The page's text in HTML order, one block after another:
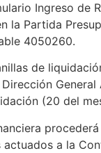
Ingreso de
Partida
4050260.
de
(20 del
a la